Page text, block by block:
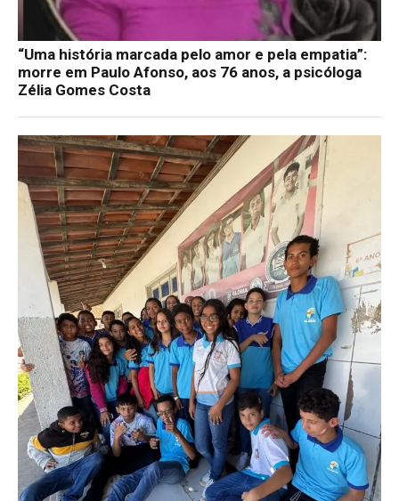
“Uma história marcada pelo amor e pela empatia”:
morre em Paulo Afonso, aos 76 anos, a psicóloga
Zélia Gomes Costa